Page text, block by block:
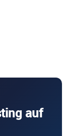
auf